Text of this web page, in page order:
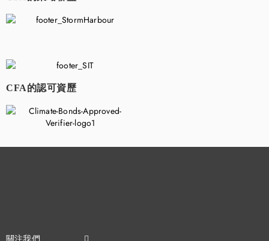
CFA的認可資歷